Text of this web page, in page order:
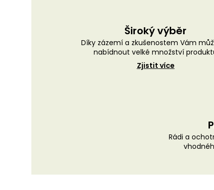
Široký výběr
Díky zázemí a zkušenostem Vám
nabídnout velké množství
Zjistit více
Rádi a